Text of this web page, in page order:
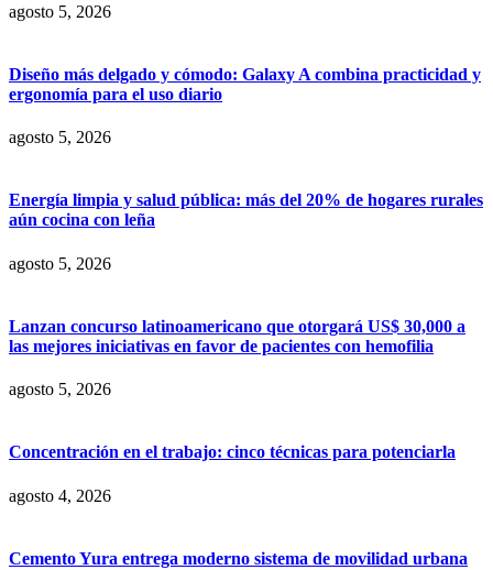
agosto 5, 2026
Diseño más delgado y cómodo: Galaxy A combina practicidad y
ergonomía para el uso diario
agosto 5, 2026
Energía limpia y salud pública: más del 20% de hogares rurales
aún cocina con leña
agosto 5, 2026
Lanzan concurso latinoamericano que otorgará US$ 30,000 a
las mejores iniciativas en favor de pacientes con hemofilia
agosto 5, 2026
Concentración en el trabajo: cinco técnicas para potenciarla
agosto 4, 2026
Cemento Yura entrega moderno sistema de movilidad urbana